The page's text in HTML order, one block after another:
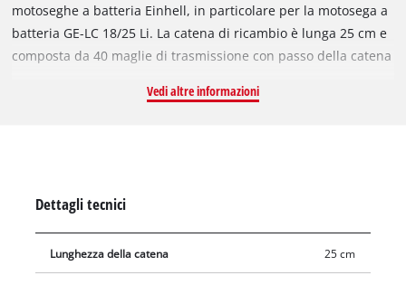
motoseghe a batteria Einhell, in particolare per la motosega a
batteria GE-LC 18/25 Li. La catena di ricambio è lunga 25 cm e
composta da 40 maglie di trasmissione con passo della catena
Vedi altre informazioni
Dettagli tecnici
Lunghezza della catena 25 cm